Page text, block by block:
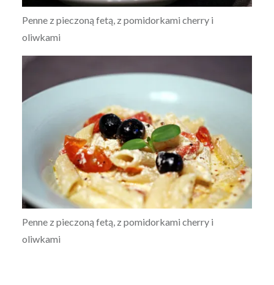
Penne z pieczoną fetą, z pomidorkami cherry i
oliwkami
Penne z pieczoną fetą, z pomidorkami cherry i
oliwkami